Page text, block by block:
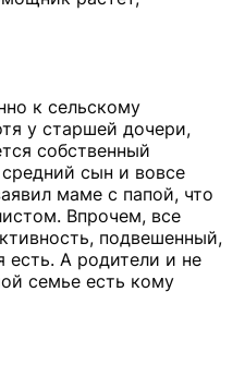
к сельскому
у старшей дочери,
собственный
сын и вовсе
маме с папой, что
Впрочем, все
подвешенный,
есть. А родители и не
семье есть кому